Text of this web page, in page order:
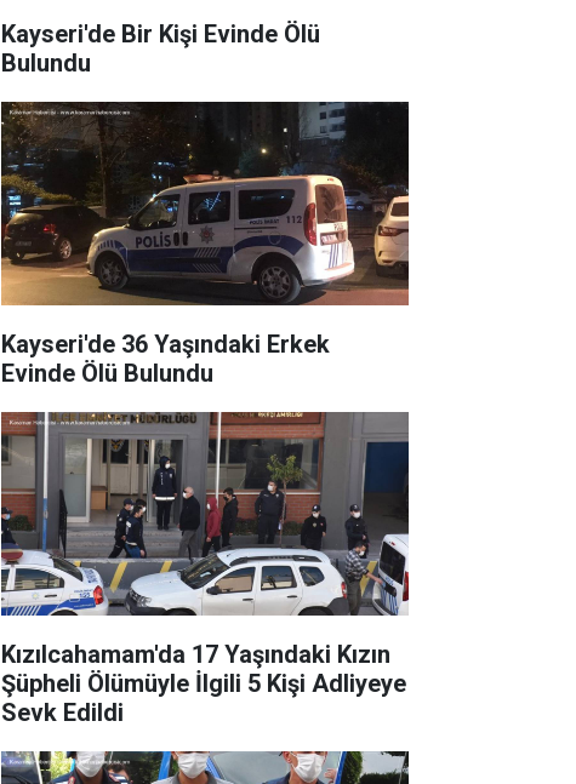
Kayseri'de Bir Kişi Evinde Ölü
Bulundu
Kayseri'de 36 Yaşındaki Erkek
Evinde Ölü Bulundu
Kızılcahamam'da 17 Yaşındaki Kızın
Şüpheli Ölümüyle İlgili 5 Kişi Adliyeye
Sevk Edildi